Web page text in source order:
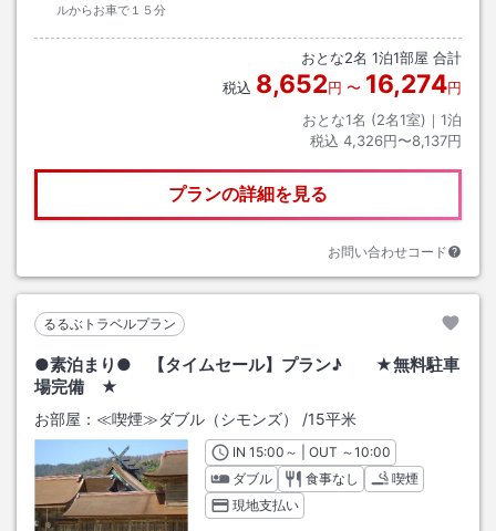
ルからお車で１５分
おとな2名 1泊1部屋 合計
税込 8,652円 〜 16,274円
おとな1名 (2名1室)｜ 1泊
税込 4,326円〜8,137円
プランの詳細を見る
お問い合わせコード
るるぶトラベルプラン
●素泊まり● 【タイムセール】プラン♪ ★無料駐車
場完備 ★
お部屋： ≪喫煙≫ダブル（シモンズ） /15平米
INチェックイン
15:00 ～ | OUT チェックアウト
～10:00
ダブル
食事なし
喫煙
現地支払い